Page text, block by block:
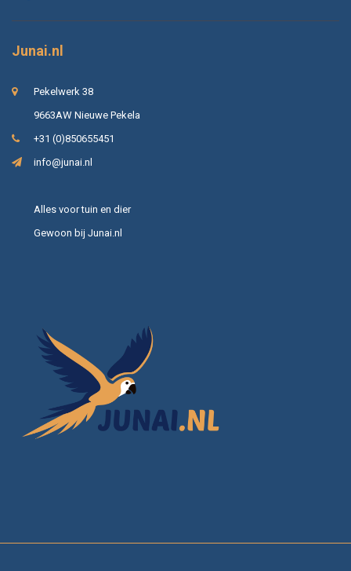
Junai.nl
Pekelwerk 38
9663AW Nieuwe Pekela
+31 (0)850655451
info@junai.nl
Alles voor tuin en dier
Gewoon bij Junai.nl